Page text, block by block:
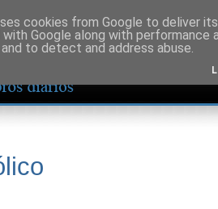
cookies from Google to deliver
with Google along with
to detect and address abuse.